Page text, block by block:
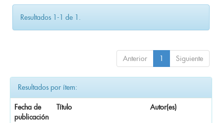
Resultados 1-1 de 1.
Anterior 1 Siguiente
Resultados por ítem:
Fecha de
publicación
Título Autor(es)